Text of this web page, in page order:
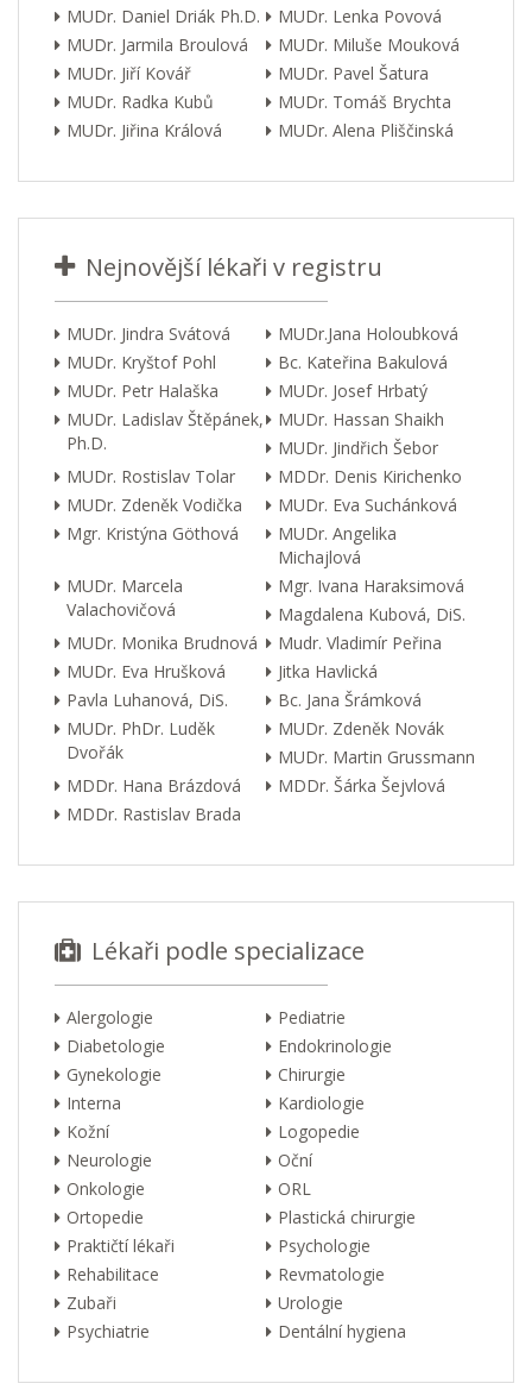
MUDr. Daniel Driák Ph.D.
MUDr. Lenka Povová
MUDr. Jarmila Broulová
MUDr. Miluše Mouková
MUDr. Jiří Kovář
MUDr. Pavel Šatura
MUDr. Radka Kubů
MUDr. Tomáš Brychta
MUDr. Jiřina Králová
MUDr. Alena Pliščinská
Nejnovější lékaři v registru
MUDr. Jindra Svátová
MUDr.Jana Holoubková
MUDr. Kryštof Pohl
Bc. Kateřina Bakulová
MUDr. Petr Halaška
MUDr. Josef Hrbatý
MUDr. Ladislav Štěpánek,
Ph.D.
MUDr. Hassan Shaikh
MUDr. Jindřich Šebor
MUDr. Rostislav Tolar
MDDr. Denis Kirichenko
MUDr. Zdeněk Vodička
MUDr. Eva Suchánková
Mgr. Kristýna Göthová
MUDr. Angelika
Michajlová
MUDr. Marcela
Valachovičová
Mgr. Ivana Haraksimová
Magdalena Kubová, DiS.
MUDr. Monika Brudnová
Mudr. Vladimír Peřina
MUDr. Eva Hrušková
Jitka Havlická
Pavla Luhanová, DiS.
Bc. Jana Šrámková
MUDr. PhDr. Luděk
Dvořák
MUDr. Zdeněk Novák
MUDr. Martin Grussmann
MDDr. Hana Brázdová
MDDr. Šárka Šejvlová
MDDr. Rastislav Brada
Lékaři podle specializace
Alergologie
Pediatrie
Diabetologie
Endokrinologie
Gynekologie
Chirurgie
Interna
Kardiologie
Kožní
Logopedie
Neurologie
Oční
Onkologie
ORL
Ortopedie
Plastická chirurgie
Praktičtí lékaři
Psychologie
Rehabilitace
Revmatologie
Zubaři
Urologie
Psychiatrie
Dentální hygiena